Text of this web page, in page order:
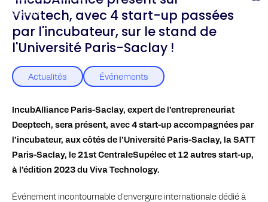
Saclay !
Vivatech, avec 4 start-up passées
par l'incubateur, sur le stand de
l'Université Paris-Saclay !
Actualités Événements
IncubAlliance Paris-Saclay, expert de l’entrepreneuriat
Deeptech, sera présent, avec 4 start-up accompagnées par
l’incubateur, aux côtés de l’Université Paris-Saclay, la SATT
Paris-Saclay, le 21st CentraleSupélec et 12 autres start-up,
à l’édition 2023 du Viva Technology.
Événement incontournable d’envergure internationale dédié à